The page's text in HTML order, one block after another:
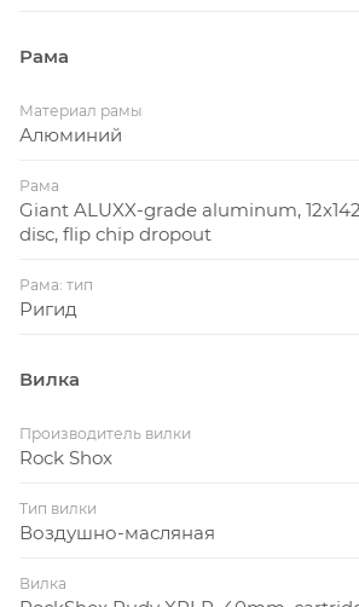
возможностей, или перейти на
круглый подседельный штырь
Рама
Материал рамы
Алюминий
Рама
Giant ALUXX-grade aluminum,
disc, flip chip dropout
Рама: тип
Ригид
Вилка
Производитель вилки
Rock Shox
Тип вилки
Воздушно-масляная
Вилка